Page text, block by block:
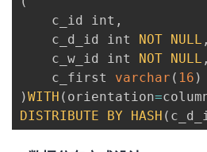
    c_id int
,
    c_d_id int
NOT NULL ,
    c_w_id int
NOT NULL ,
    c_first
varchar ( 16 )
)WITH ( orientation=
DISTRIBUTE
BY HASH (